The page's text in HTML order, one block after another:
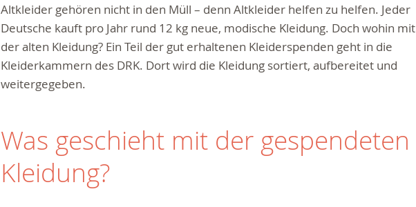
Altkleider gehören nicht in den Müll – denn Altkleider helfen zu helfen. Jeder
Deutsche kauft pro Jahr rund 12 kg neue, modische Kleidung. Doch wohin mit
der alten Kleidung? Ein Teil der gut erhaltenen Kleiderspenden geht in die
Kleiderkammern des DRK. Dort wird die Kleidung sortiert, aufbereitet und
weitergegeben.
Was geschieht mit der gespendeten
Kleidung?